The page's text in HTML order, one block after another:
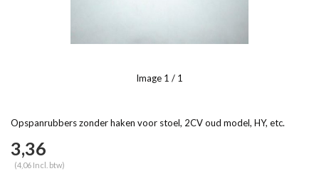
Image 1 / 1
Opspanrubbers zonder haken voor stoel, 2CV oud model, HY, etc.
3,36
(4,06 Incl. btw)